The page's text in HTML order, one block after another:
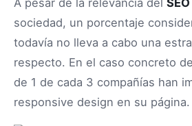
sociedad, un porcentaje
todavía no lleva a cabo una
respecto. En el caso concreto
de 1 de cada 3 compañías han
responsive design en su página.